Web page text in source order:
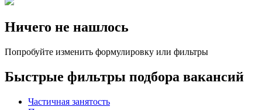
Ничего не нашлось
Попробуйте изменить формулировку или фильтры
Быстрые фильтры подбора вакансий
Частичная занятость